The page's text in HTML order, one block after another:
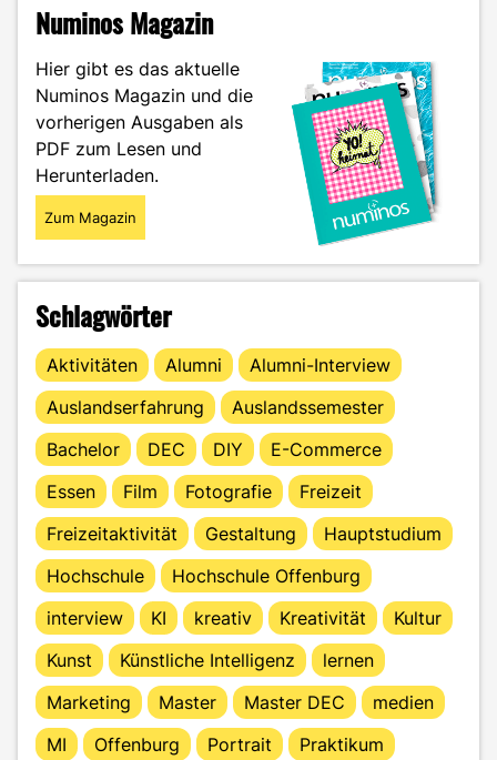
Logos
Vieles
mehr"
Numinos Magazin
Hier gibt es das aktuelle
Numinos Magazin und die
vorherigen Ausgaben als
PDF zum Lesen und
Herunterladen.
Zum Magazin
Schlagwörter
Aktivitäten Alumni
Alumni-Interview
Auslandserfahrung
Auslandssemester
Bachelor
DEC DIY
E-Commerce
Essen
Film Fotografie
Freizeit
Freizeitaktivität
Gestaltung
Hauptstudium
Hochschule
Hochschule Offenburg
interview
KI kreativ Kreativität
Kultur
Kunst
Künstliche Intelligenz
lernen
Marketing
Master Master DEC
medien
MI
Offenburg Portrait
Praktikum